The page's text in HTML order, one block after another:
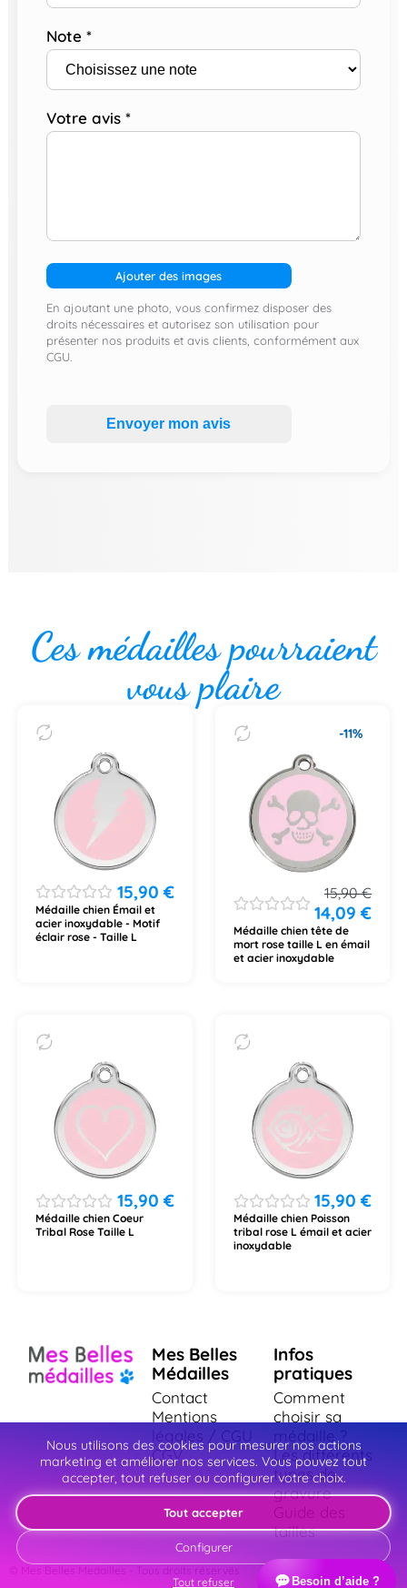
Note *
Votre avis *
Ajouter des images
En ajoutant une photo, vous confirmez disposer des
droits nécessaires et autorisez son utilisation pour
présenter nos produits et avis clients, conformément aux
CGU.
Envoyer mon avis
Ces médailles pourraient
vous plaire
15,90 €
Médaille chien Émail et
acier inoxydable - Motif
éclair rose - Taille L
-11%
15,90€
14,09€
Médaille chien tête de
mort rose taille L en émail
et acier inoxydable
15,90 €
Médaille chien Coeur
Tribal Rose Taille L
15,90€
Médaille chien Poisson
tribal rose L émail et acier
inoxydable
Mes Belles
Médailles
Contact
Mentions
légales / CGU
CGV
Infos
pratiques
Comment
choisir sa
médaille ?
Les différents
types de
gravure
Guide des
tailles
© Mes Belles Medailles - Tous droits réservés
Besoin d’aide ?
Nous utilisons des cookies pour mesurer nos actions
marketing et améliorer nos services. Vous pouvez tout
accepter, tout refuser ou configurer votre choix.
Tout accepter
Configurer
Tout refuser